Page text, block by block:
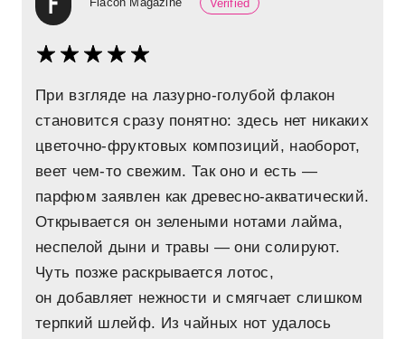
Verified
При взгляде на лазурно-голубой флакон
становится сразу понятно: здесь нет никаких
цветочно-фруктовых композиций, наоборот,
веет чем-то свежим. Так оно и есть —
парфюм заявлен как древесно-акватический.
Открывается он зелеными нотами лайма,
неспелой дыни и травы — они солируют.
Чуть позже раскрывается лотос,
он добавляет нежности и смягчает слишком
терпкий шлейф. Из чайных нот удалось